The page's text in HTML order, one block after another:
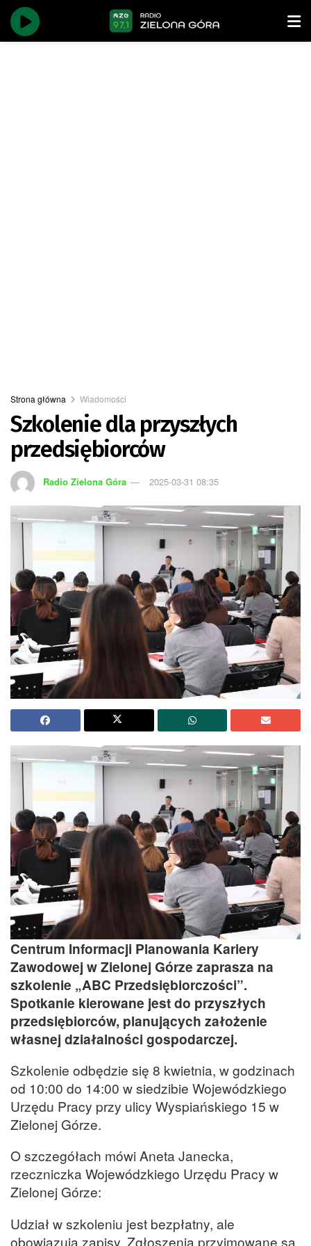
Strona główna Wiadomości
Szkolenie dla przyszłych
przedsiębiorców
Radio Zielona Góra 2025-03-31 08:35
Centrum Informacji Planowania Kariery
Zawodowej w Zielonej Górze zaprasza na
szkolenie „ABC Przedsiębiorczości”.
Spotkanie kierowane jest do przyszłych
przedsiębiorców, planujących założenie
własnej działalności gospodarczej.
Szkolenie odbędzie się 8 kwietnia, w godzinach
od 10:00 do 14:00 w siedzibie Wojewódzkiego
Urzędu Pracy przy ulicy Wyspiańskiego 15 w
Zielonej Górze.
O szczegółach mówi Aneta Janecka,
rzeczniczka Wojewódzkiego Urzędu Pracy w
Zielonej Górze:
Udział w szkoleniu jest bezpłatny, ale
obowiązują zapisy. Zgłoszenia przyjmowane są